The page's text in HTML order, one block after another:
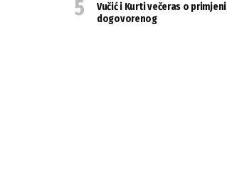
Vučić i Kurti večeras o primjeni
dogovorenog